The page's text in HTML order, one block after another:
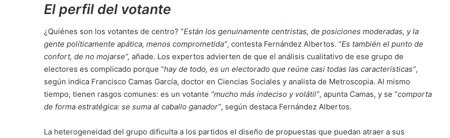
El perfil del votante
¿Quiénes son los votantes de centro? “Están los genuinamente centristas, de posiciones moderadas, y la
gente políticamente apática, menos comprometida”, contesta Fernández Albertos. “Es también el punto de
confort, de no mojarse”, añade. Los expertos advierten de que el análisis cualitativo de ese grupo de
electores es complicado porque “hay de todo, es un electorado que reúne casi todas las características”,
según indica Francisco Camas García, doctor en Ciencias Sociales y analista de Metroscopia. Al mismo
tiempo, tienen rasgos comunes: es un votante “mucho más indeciso y volátil”, apunta Camas, y se “comporta
de forma estratégica: se suma al caballo ganador”, según destaca Fernández Albertos.
La heterogeneidad del grupo dificulta a los partidos el diseño de propuestas que puedan atraer a sus